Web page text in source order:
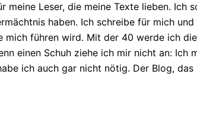
meine Leser, die meine Texte lieben. Ich
haben. Ich schreibe für mich
mich führen wird. Mit der 40 werde ich
einen Schuh ziehe ich mir nicht an: Ich
ich auch gar nicht nötig. Der Blog,